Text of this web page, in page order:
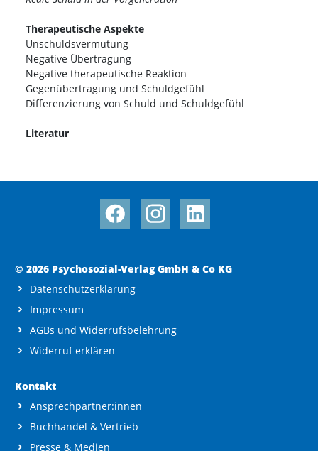
Therapeutische Aspekte
Unschuldsvermutung
Negative Übertragung
Negative therapeutische Reaktion
Gegenübertragung und Schuldgefühl
Differenzierung von Schuld und Schuldgefühl
Literatur
© 2026 Psychosozial-Verlag GmbH & Co KG
Datenschutzerklärung
Impressum
AGBs und Widerrufsbelehrung
Widerruf erklären
Kontakt
Ansprechpartner:innen
Buchhandel & Vertrieb
Presse & Medien